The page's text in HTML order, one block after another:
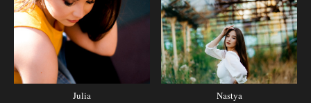
Julia Nastya